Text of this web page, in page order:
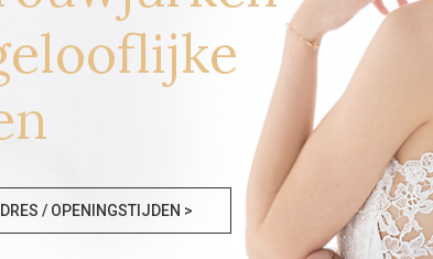
/ OPENINGSTIJDEN >